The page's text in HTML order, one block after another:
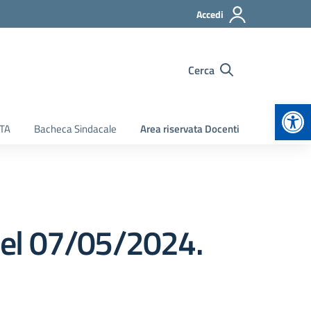
Accedi
Cerca
Bacheca Sindacale Area riservata Docenti
07/05/2024.